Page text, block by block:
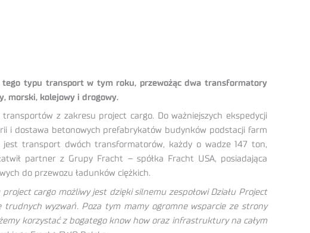
tego typu transport w tym roku, przewożąc dwa transformatory
morski, kolejowy i drogowy.
z zakresu project cargo. Do ważniejszych ekspedycji
i dostawa betonowych prefabrykatów budynków podstacji farm
jest transport dwóch transformatorów, każdy o wadze 147 ton,
partner z Grupy Fracht – spółka Fracht USA, posiadająca
do przewozu ładunków ciężkich.
cargo możliwy jest dzięki silnemu zespołowi Działu Project
trudnych wyzwań. Poza tym mamy ogromne wsparcie ze strony
korzystać z bogatego know how oraz infrastruktury na całym